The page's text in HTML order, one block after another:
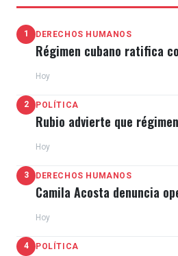
1 DERECHOS HUMANOS
Régimen cubano ratifica
Hoy
2 POLÍTICA
Rubio advierte que
Hoy
3 DERECHOS HUMANOS
Camila Acosta denuncia
Hoy
4 POLÍTICA